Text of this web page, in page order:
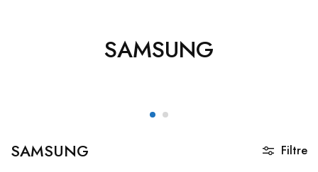
SAMSUNG
SAMSUNG Filtre